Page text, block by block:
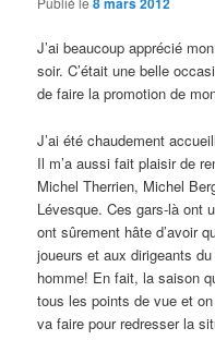
J’ai beaucoup apprécié
soir. C’était une belle
de faire la promotion de
J’ai été chaudement
Il m’a aussi fait plaisir de
Michel Therrien, Michel
Lévesque. Ces gars-là ont
ont sûrement hâte d’avoir
joueurs et aux dirigeants
homme! En fait, la saison
tous les points de vue et
va faire pour redresser la